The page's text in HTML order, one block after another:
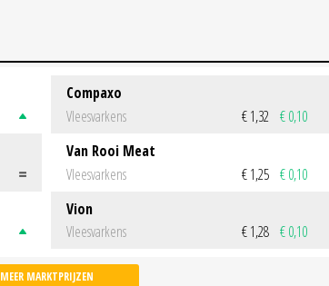
Compaxo
Vleesvarkens
€ 1,32 € 0,10
Van Rooi Meat
Vleesvarkens
€ 1,25 € 0,10
Vion
Vleesvarkens
€ 1,28 € 0,10
MEER MARKTPRIJZEN